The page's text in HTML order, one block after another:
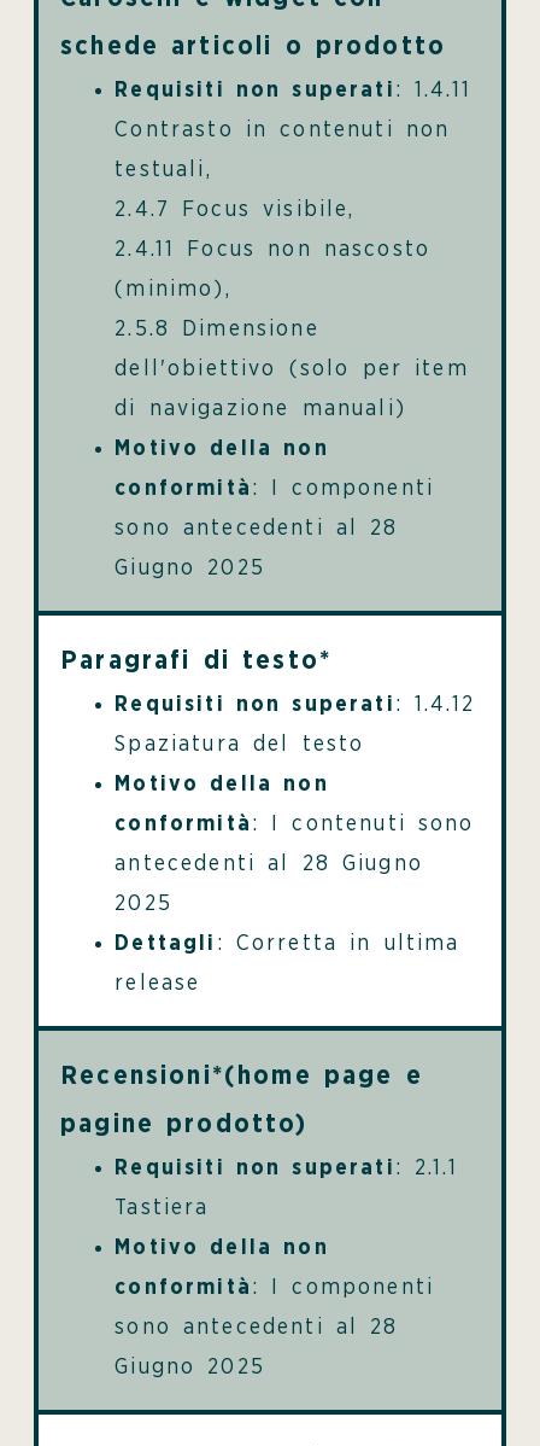
schede articoli o prodotto
Requisiti non superati : 1.4.11
Contrasto in contenuti non
testuali,
2.4.7 Focus visibile,
2.4.11 Focus non nascosto
(minimo),
2.5.8 Dimensione
dell'obiettivo (solo per item
di navigazione manuali)
Motivo della non
conformità : I componenti
sono antecedenti al 28
Giugno 2025
Paragrafi di testo*
Requisiti non superati : 1.4.12
Spaziatura del testo
Motivo della non
conformità : I contenuti sono
antecedenti al 28 Giugno
2025
Dettagli : Corretta in ultima
release
Recensioni*(home page e
pagine prodotto)
Requisiti non superati : 2.1.1
Tastiera
Motivo della non
conformità : I componenti
sono antecedenti al 28
Giugno 2025